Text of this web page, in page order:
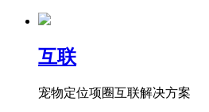
互联
宠物定位项圈互联解决方案